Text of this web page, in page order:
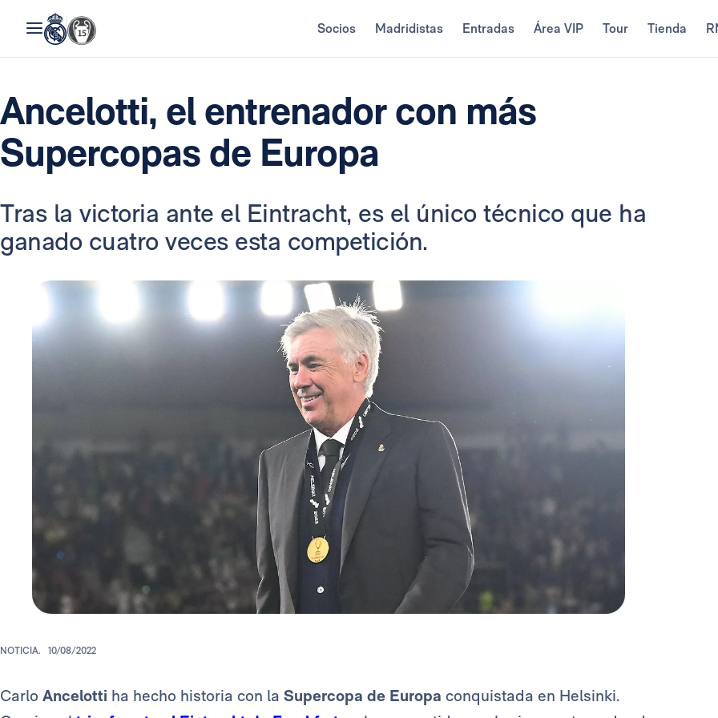
Socios Madridistas Entradas Área VIP Tour Tienda
Ancelotti, el entrenador con más
Supercopas de Europa
Tras la victoria ante el Eintracht, es el único técnico que ha
ganado cuatro veces esta competición.
NOTICIA. 10/08/2022
Carlo Ancelotti ha hecho historia con la Supercopa de Europa conquistada en Helsinki.